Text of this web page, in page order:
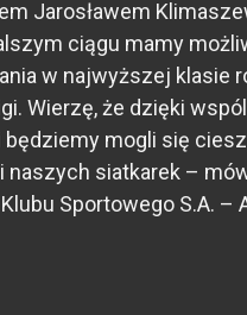
Jarosławem
ciągu mamy
w najwyższej klasie
Wierzę, że dzięki
będziemy mogli się
naszych siatkarek –
Sportowego S.A. –